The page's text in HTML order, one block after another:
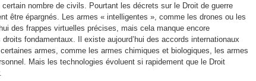
nombre de civils. Pourtant les décrets sur le Droit de guerre
être épargnés. Les armes « intelligentes », comme les drones ou les
des frappes virtuelles précises, mais cela manque encore
droits fondamentaux. Il existe aujourd’hui des accords internationaux
armes, comme les armes chimiques et biologiques, les armes
Mais les technologies évoluent si rapidement que le Droit